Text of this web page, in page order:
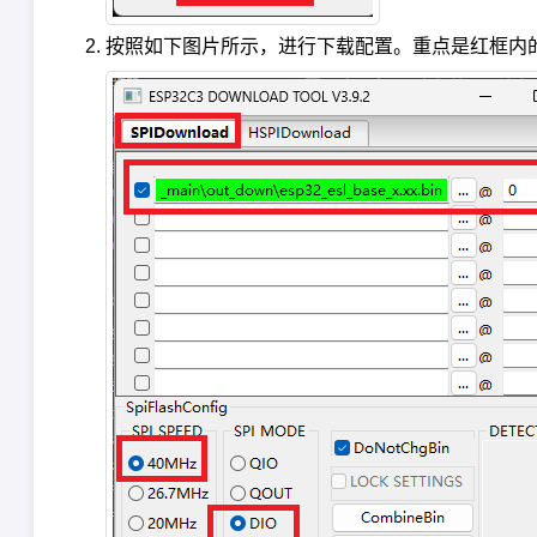
按照如下图片所示，进行下载配置。重点是红框内